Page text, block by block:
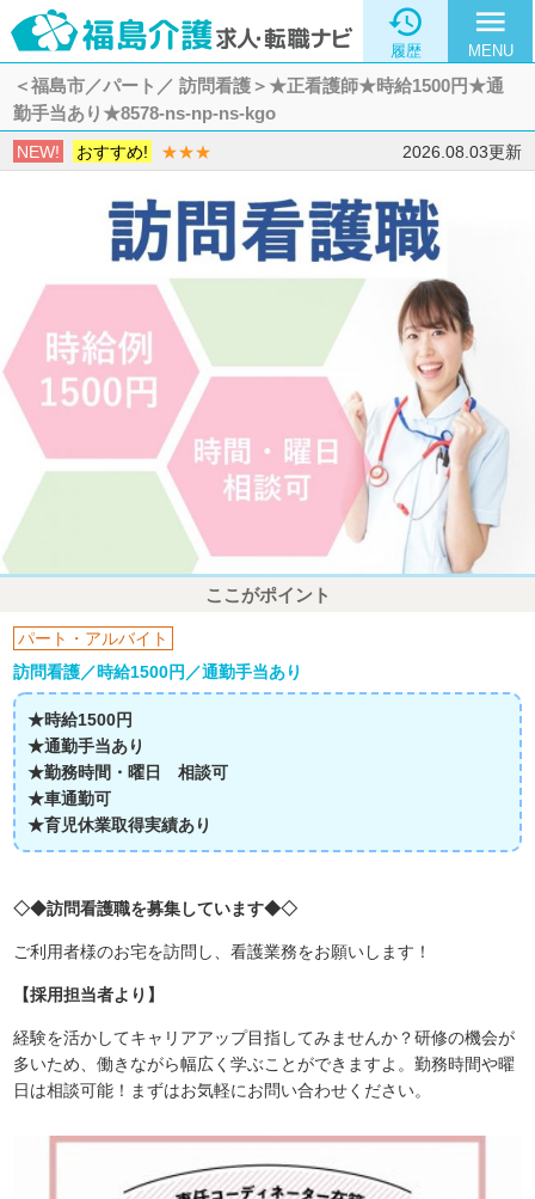

履歴
menu
MENU
＜福島市／パート／ 訪問看護＞★正看護師★時給1500円★通
勤手当あり★8578-ns-np-ns-kgo
NEW! おすすめ! ★★★ 2026.08.03更新
ここがポイント
パート・アルバイト
訪問看護／時給1500円／通勤手当あり
★時給1500円
★通勤手当あり
★勤務時間・曜日 相談可
★車通勤可
★育児休業取得実績あり
◇◆訪問看護職を募集しています◆◇
ご利用者様のお宅を訪問し、看護業務をお願いします！
【採用担当者より】
経験を活かしてキャリアアップ目指してみませんか？研修の機会が
多いため、働きながら幅広く学ぶことができますよ。勤務時間や曜
日は相談可能！まずはお気軽にお問い合わせください。